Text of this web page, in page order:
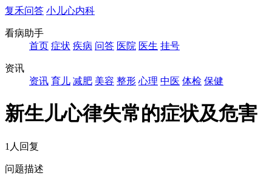
复禾问答 小儿心内科
看病助手
首页 症状 疾病 问答 医院 医生 挂号
资讯
资讯 育儿 减肥 美容 整形 心理 中医 体检 保健
新生儿心律失常的症状及危害
1人回复
问题描述